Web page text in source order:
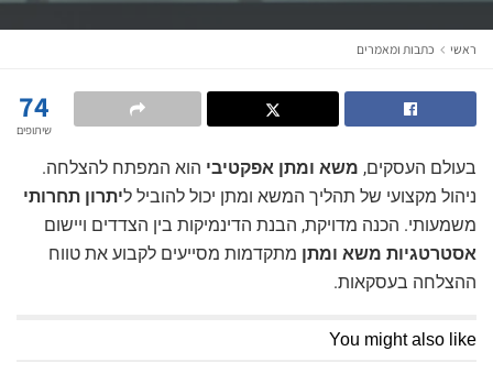
ראשי כתבות ומאמרים
74
שיתופים
בעולם העסקים, משא ומתן אפקטיבי הוא המפתח להצלחה.
ניהול מקצועי של תהליך המשא ומתן יכול להוביל ליתרון תחרותי
משמעותי. הכנה מדויקת, הבנת הדינמיקות בין הצדדים ויישום
אסטרטגיות משא ומתן מתקדמות מסייעים לקבוע את טווח
ההצלחה בעסקאות.
You might also like